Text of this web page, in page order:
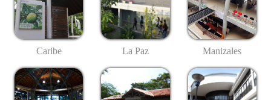
Caribe La Paz Manizales